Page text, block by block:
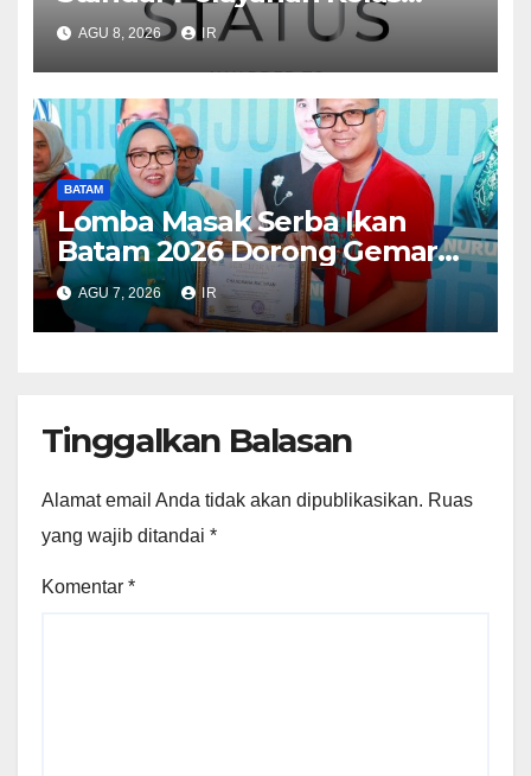
Dunia, Raih Diamond Status
dari WSO
AGU 8, 2026 IR
BATAM
Lomba Masak Serba Ikan
Batam 2026 Dorong Gemar
Makan Ikan
AGU 7, 2026 IR
Tinggalkan Balasan
Alamat email Anda tidak akan dipublikasikan. Ruas
yang wajib ditandai *
Komentar *